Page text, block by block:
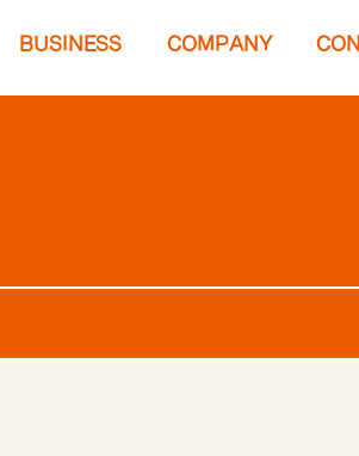
BUSINESS COMPANY